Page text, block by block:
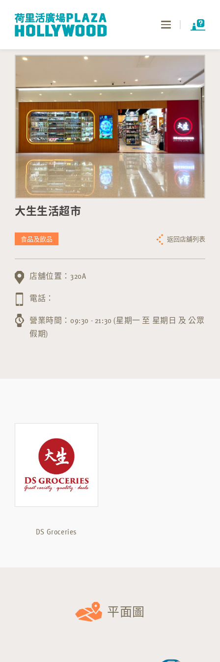
Toggle
大生生活超市
食品及飲品 返回店舖列表
店舖位置：320A
電話：
營業時間：09:30 - 21:30 (星期一 至 星期日 及 公眾
假期)
DS Groceries
平面圖